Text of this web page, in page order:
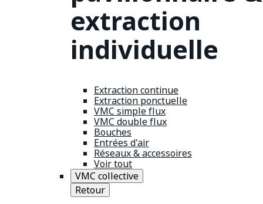
extraction
individuelle
Extraction continue
Extraction ponctuelle
VMC simple flux
VMC double flux
Bouches
Entrées d'air
Réseaux & accessoires
Voir tout
VMC collective
Retour